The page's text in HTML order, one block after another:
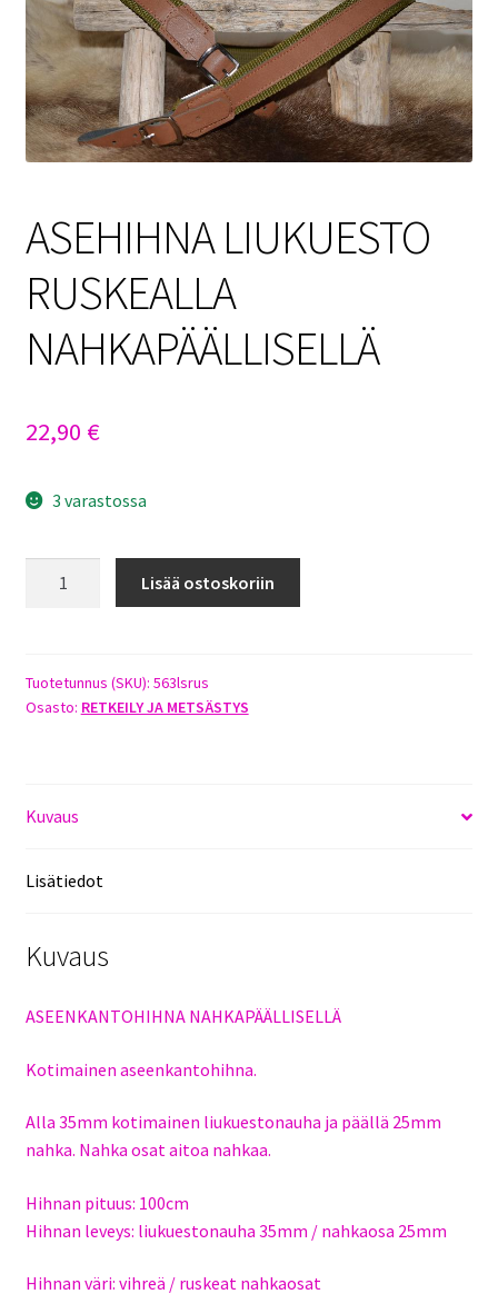
Sulo
Tietosuojaseloste
Toimitusehdot
ASEHIHNA LIUKUESTO
RUSKEALLA
NAHKAPÄÄLLISELLÄ
22,90 €
3 varastossa
määrä
Lisää ostoskoriin
Tuotetunnus (SKU): 563lsrus
Osasto: RETKEILY JA METSÄSTYS
Kuvaus
Lisätiedot
Kuvaus
ASEENKANTOHIHNA NAHKAPÄÄLLISELLÄ
Kotimainen aseenkantohihna.
Alla 35mm kotimainen liukuestonauha ja päällä 25mm
nahka. Nahka osat aitoa nahkaa.
Hihnan pituus: 100cm
Hihnan leveys: liukuestonauha 35mm / nahkaosa 25mm
Hihnan väri: vihreä / ruskeat nahkaosat